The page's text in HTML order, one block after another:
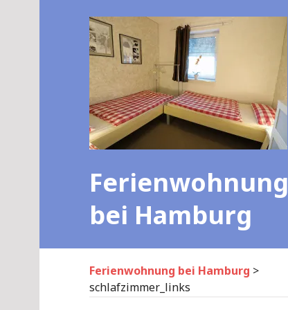
Ferienwohnung
bei Hamburg
Ferienwohnung bei Hamburg >
schlafzimmer_links